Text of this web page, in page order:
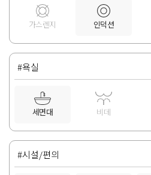
가스렌지 인덕션
#욕실
세면대 비데
#시설/편의